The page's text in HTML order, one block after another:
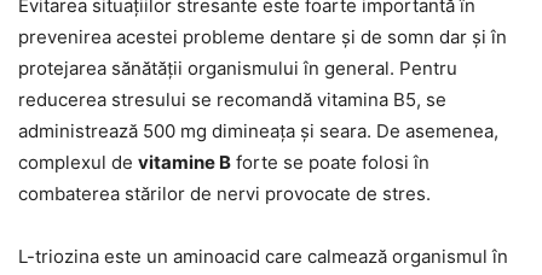
Evitarea situațiilor stresante este foarte importantă în
prevenirea acestei probleme dentare și de somn dar și în
protejarea sănătății organismului în general. Pentru
reducerea stresului se recomandă vitamina B5, se
administrează 500 mg dimineața și seara. De asemenea,
complexul de vitamine B forte se poate folosi în
combaterea stărilor de nervi provocate de stres.
L-triozina este un aminoacid care calmează organismul în